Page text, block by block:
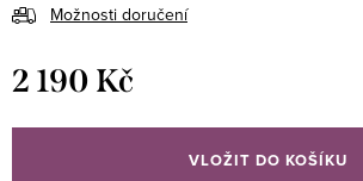
Možnosti doručení
2 190 Kč
cena:
VLOŽIT DO KOŠÍKU